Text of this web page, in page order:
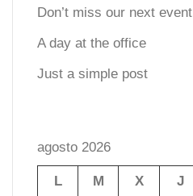
Don’t miss our next event
A day at the office
Just a simple post
agosto 2026
L M X J